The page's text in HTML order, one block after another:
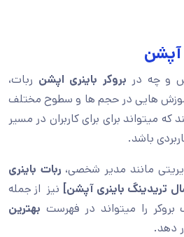
آپشن
و چه در بروکر باینری اپشن ربات،
آموزش هایی در حجم ها و سطوح مختلف
که میتواند برای برای کاربران در مسیر
باشد.
مانند مدیر شخصی، ربات باینری
تریدینگ باینری آپشن] نیز از جمله
را میتواند در فهرست بهترین
دهد.